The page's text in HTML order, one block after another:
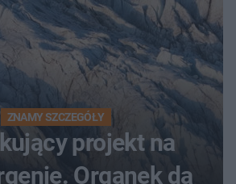
ZNAMY SZCZEGÓŁY
projekt na
Organek da